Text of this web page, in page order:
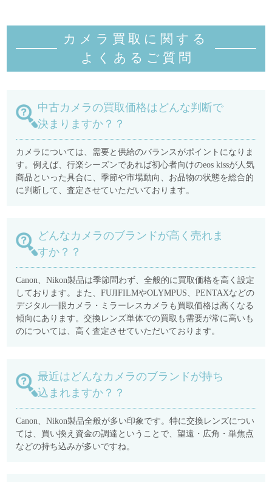
カメラ買取に関する
よくあるご質 問
中古カメラの買取価格はどんな判断で
決まりますか？？
カメラについては、需要と供給のバランスがポイントになりま
す。例えば、行楽シーズンであれば初心者向けのeos kissが人気
商品といった具合に、季節や市場動向、お品物の状態を総合的
に判断して、査定させていただいております。
どんなカメラのブランドが高く売れま
すか？？
Canon、Nikon製品は季節問わず、全般的に買取価格を高く設定
しております。また、FUJIFILMやOLYMPUS、PENTAXなどの
デジタル一眼カメラ・ミラーレスカメラも買取価格は高くなる
傾向にあります。交換レンズ単体での買取も需要が常に高いも
のについては、高く査定させていただいております。
最近はどんなカメラのブランドが持ち
込まれますか？？
Canon、Nikon製品全般が多い印象です。特に交換レンズについ
ては、買い換え資金の調達ということで、望遠・広角・単焦点
などの持ち込みが多いですね。